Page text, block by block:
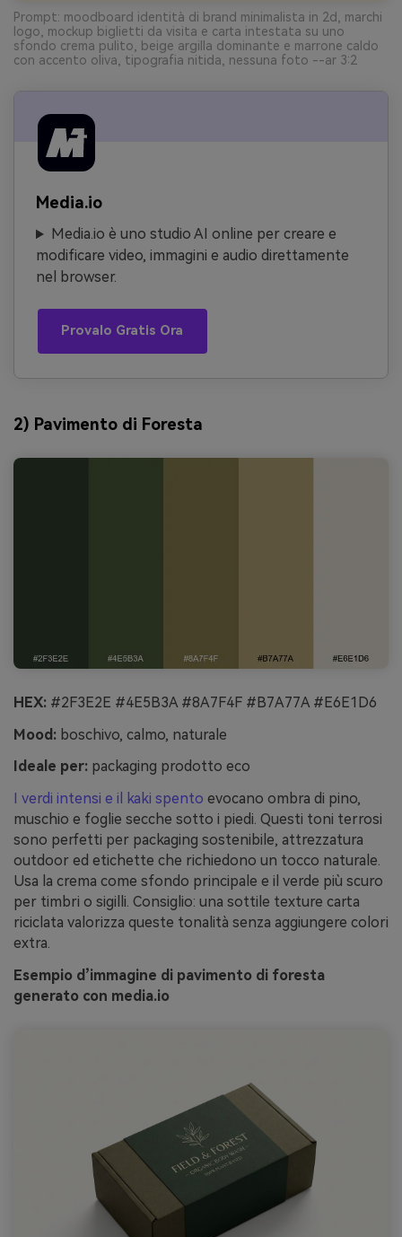
Prompt: moodboard identità di brand minimalista in 2d, marchi
logo, mockup biglietti da visita e carta intestata su uno
sfondo crema pulito, beige argilla dominante e marrone caldo
con accento oliva, tipografia nitida, nessuna foto --ar 3:2
Media.io
Media.io è uno studio AI online per creare e
modificare video, immagini e audio direttamente
nel browser.
Provalo Gratis Ora
2) Pavimento di Foresta
HEX: #2F3E2E #4E5B3A #8A7F4F #B7A77A #E6E1D6
Mood: boschivo, calmo, naturale
Ideale per: packaging prodotto eco
I verdi intensi e il kaki spento evocano ombra di pino,
muschio e foglie secche sotto i piedi. Questi toni terrosi
sono perfetti per packaging sostenibile, attrezzatura
outdoor ed etichette che richiedono un tocco naturale.
Usa la crema come sfondo principale e il verde più scuro
per timbri o sigilli. Consiglio: una sottile texture carta
riciclata valorizza queste tonalità senza aggiungere colori
extra.
Esempio d’immagine di pavimento di foresta
generato con media.io